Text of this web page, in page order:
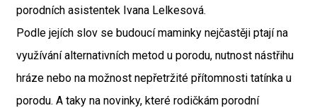
porodních asistentek Ivana Lelkesová.
Podle jejích slov se budoucí maminky nejčastěji ptají na
využívání alternativních metod u porodu, nutnost nástřihu
hráze nebo na možnost nepřetržité přítomnosti tatínka u
porodu. A taky na novinky, které rodičkám porodní